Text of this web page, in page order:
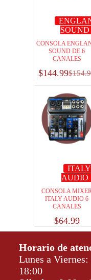
SOUND
CONSOLA
SOUND DE 6
CANALES
$
$144.99
ITALY
AUDIO
CONSOLA
ITALY AUDIO 6
CANALES
$64.99
Horario de
Lunes a
18:00